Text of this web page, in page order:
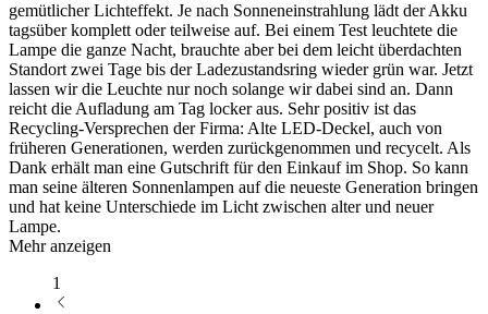
gemütlicher Lichteffekt. Je nach Sonneneinstrahlung lädt der Akku
tagsüber komplett oder teilweise auf. Bei einem Test leuchtete die
Lampe die ganze Nacht, brauchte aber bei dem leicht überdachten
Standort zwei Tage bis der Ladezustandsring wieder grün war. Jetzt
lassen wir die Leuchte nur noch solange wir dabei sind an. Dann
reicht die Aufladung am Tag locker aus. Sehr positiv ist das
Recycling-Versprechen der Firma: Alte LED-Deckel, auch von
früheren Generationen, werden zurückgenommen und recycelt. Als
Dank erhält man eine Gutschrift für den Einkauf im Shop. So kann
man seine älteren Sonnenlampen auf die neueste Generation bringen
und hat keine Unterschiede im Licht zwischen alter und neuer
Lampe.
Mehr anzeigen
1